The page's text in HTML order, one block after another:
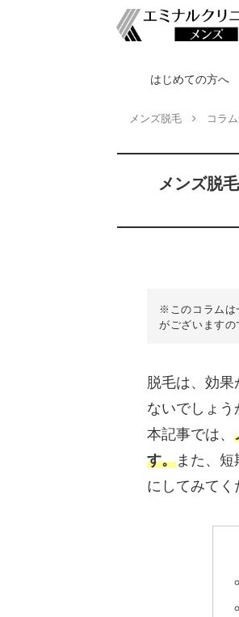
はじめての方へ
メンズ脱毛 コラ
メンズ脱
※このコラムは
がございますの
脱毛は、効
ないでしょう
本記事では、
す。また、
にしてみてく